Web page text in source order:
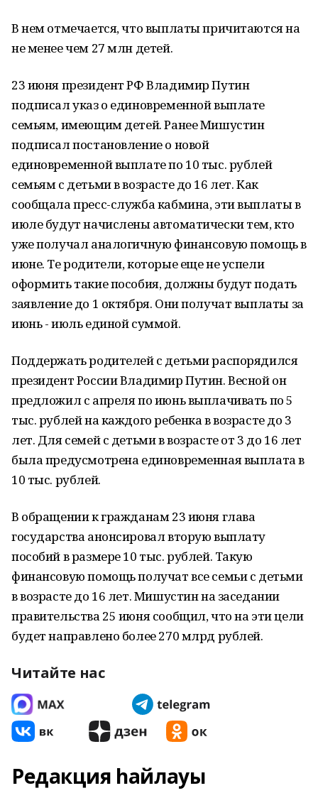
В нем отмечается, что выплаты причитаются на
не менее чем 27 млн детей.
23 июня президент РФ Владимир Путин
подписал указ о единовременной выплате
семьям, имеющим детей. Ранее Мишустин
подписал постановление о новой
единовременной выплате по 10 тыс. рублей
семьям с детьми в возрасте до 16 лет. Как
сообщала пресс-служба кабмина, эти выплаты в
июле будут начислены автоматически тем, кто
уже получал аналогичную финансовую помощь в
июне. Те родители, которые еще не успели
оформить такие пособия, должны будут подать
заявление до 1 октября. Они получат выплаты за
июнь - июль единой суммой.
Поддержать родителей с детьми распорядился
президент России Владимир Путин. Весной он
предложил с апреля по июнь выплачивать по 5
тыс. рублей на каждого ребенка в возрасте до 3
лет. Для семей с детьми в возрасте от 3 до 16 лет
была предусмотрена единовременная выплата в
10 тыс. рублей.
В обращении к гражданам 23 июня глава
государства анонсировал вторую выплату
пособий в размере 10 тыс. рублей. Такую
финансовую помощь получат все семьи с детьми
в возрасте до 16 лет. Мишустин на заседании
правительства 25 июня сообщил, что на эти цели
будет направлено более 270 млрд рублей.
Читайте нас
Редакция һайлауы